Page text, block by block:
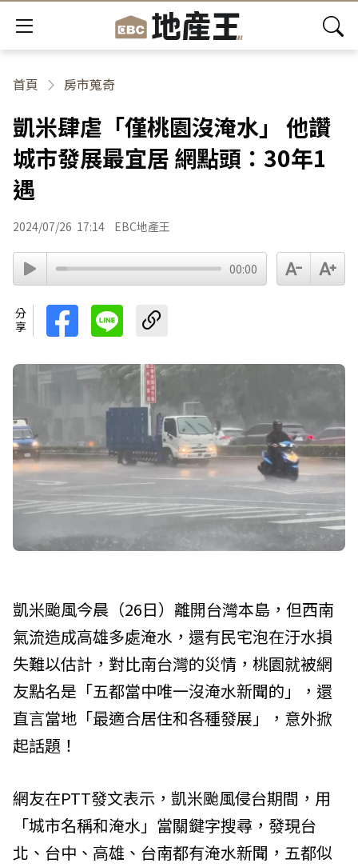
首頁 房市蒐奇
凱米肆虐「僅桃園沒淹水」 他讚
城市發展最宜居 網點頭：30年1
遇
2024/07/26 17:14 EBC地產王
00:00
分享
凱米颱風今晨（26日）離開台灣本島，但西南
氣流造成高雄多處淹水，還有民宅泡在汙水損
失難以估計，對比南台灣的災情，桃園就被網
友點名是「五都當中唯一沒淹水新聞的」，還
直言當地「最適合居住和各種發展」，意外掀
起話題！
網友在PTT發文表示，凱米颱風侵台期間，用
「城市名稱和淹水」當關鍵字搜尋，發現台
北、台中、高雄、台南都有淹水新聞，五都似